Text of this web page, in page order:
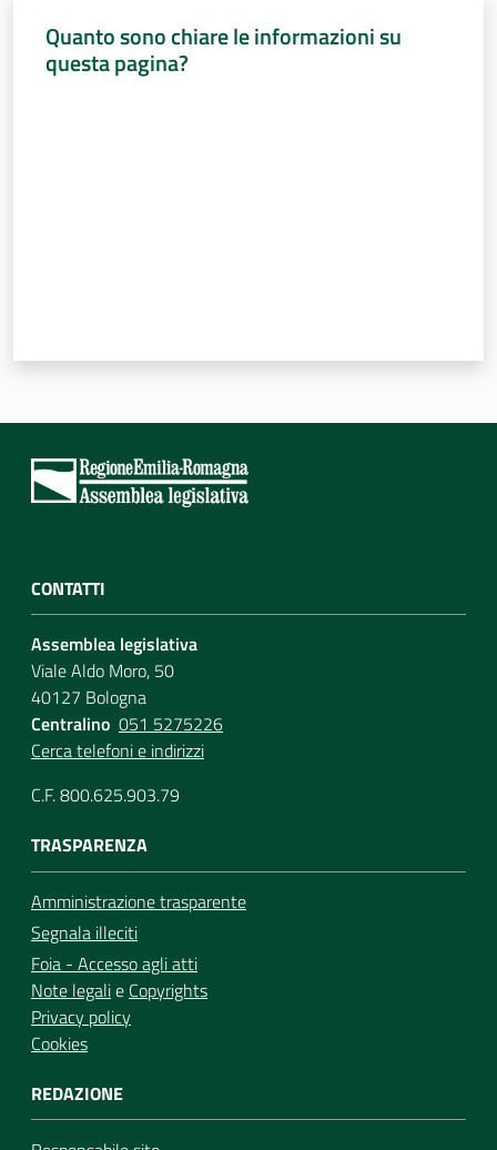
Attività
Quanto sono chiare le informazioni su
questa pagina?
CONTATTI
Assemblea legislativa
Viale Aldo Moro, 50
40127 Bologna
Centralino 051 5275226
Cerca telefoni e indirizzi
C.F. 800.625.903.79
TRASPARENZA
Amministrazione trasparente
Segnala illeciti
Foia - Accesso agli atti
Note legalie Copyrights
Privacy policy
Cookies
REDAZIONE